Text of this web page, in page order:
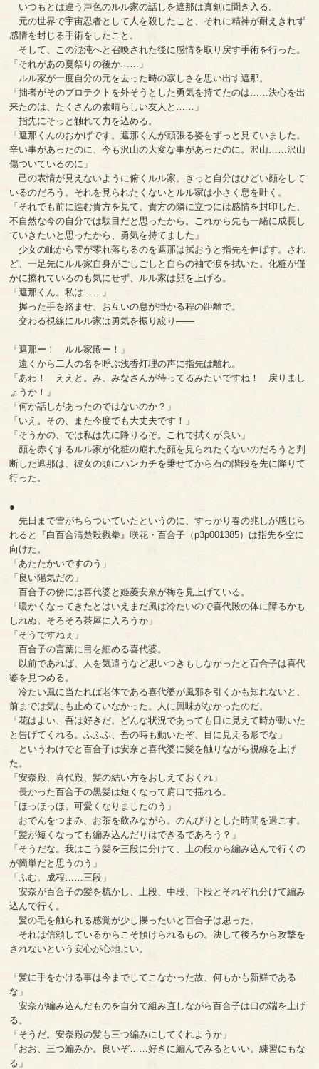
いつもとは違う声色のルル家の話しを遮那は真剣に聞き入る。
元の世界で宇宙忍者として人を殺したこと、それに精神が耐えきれず
感情を封じる手術をしたこと。
そして、この混沌へと召喚された後に感情を取り戻す手術を行った。
「それがあの夏祭りの後か……」
ルル家が一度自分の元を去った時の寂しさを思い出す遮那。
「拙者がそのプロテクトを外そうとした勇気を持てたのは……決心を出
来たのは、たくさんの素晴らしい友人と……」
指先にそっと触れて力を込める。
「遮那くんのおかげです。遮那くんが頑張る姿をずっと見ていました。
辛い事があったのに、今も沢山の大変な事があったのに。沢山……沢山
傷ついているのに」
己の表情が見えないように俯くルル家。きっと自分はひどい顔をして
いるのだろう。それを見られたくないとルル家は小さく息を吐く。
「それでも前に進む貴方を見て、貴方の隣に立つには感情を封印した、
不自然な今の自分では駄目だと思ったから。これから先も一緒に成長し
ていきたいと思ったから、勇気を持てました」
少女の眦から雫が零れ落ちるのを遮那は拭おうと指先を伸ばす。され
ど、一足先にルル家自身がごしごしと自らの袖で涙を拭いた。化粧が僅
かに擦れているのも気にせず、ルル家は顔を上げる。
「遮那くん。私は……」
握った手を絡ませ、お互いの息が掛かる程の距離で。
交わる視線にルル家は勇気を振り絞り――
「遮那ー！ ルル家殿ー！」
遠くから二人の名を呼ぶ浅香灯理の声に指先は離れ。
「あわ！ ええと。み、みなさんが待ってるみたいですね！ 戻りまし
ょうか！」
「何か話しがあったのではないのか？」
「いえ。その、また今度でも大丈夫です！」
「そうかの、では私は先に降りるぞ。これで拭くが良い」
顔を赤くするルル家が化粧の崩れた顔を見られたくないのだろうと判
断した遮那は、彼女の頭にハンカチを乗せてから石の階段を先に降りて
行った。
●
先日まで雪がちらついていたというのに、すっかり春の兆しが感じら
れると『白百合清楚殺戮拳』咲花・百合子（p3p001385）は指先を空に
向けた。
「あたたかいですのう」
「良い陽気だの」
百合子の傍には喜代婆と姫菱安奈が梅を見上げている。
「暖かくなってきたとはいえまだ風は冷たいので喜代殿の体に障るかも
しれぬ。そろそろ茶屋に入ろうか」
「そうですねぇ」
百合子の言葉に目を細める喜代婆。
以前であれば、人を気遣うなど思いつきもしなかったと百合子は喜代
婆を見つめる。
冷たい風に当たれば老体である喜代婆が風邪を引くかも知れないと、
前までは気にも止めていなかった。人に興味がなかったのだ。
「花はよい、吾は好きだ。どんな状況であっても目に見えて時が動いた
と告げてくれる。ふふふ、吾の時も動いたぞ、目に見える形でな」
というわけでと百合子は安奈と喜代婆に髪を触りながら視線を上げ
た。
「安奈殿、喜代殿、髪の結い方をおしえておくれ」
長かった百合子の黒髪は短くなって肩口で揺れる。
「ほっほっほ。可愛くなりましたのう」
おでんをつまみ、お茶を飲みながら。のんびりとした時間を過ごす。
「髪が短くなっても編み込んだりはできるであろう？」
「そうだな。我はこう髪を三段に分けて、上の段から編み込んで行くの
が簡単だと思うのう」
「ふむ。成程……三段」
安奈が百合子の髪を梳かし、上段、中段、下段とそれぞれ分けて編み
込んで行く。
髪の毛を触られる感覚が少し擽ったいと百合子は思った。
それは信頼しているからこそ預けられるもの。決して後ろから攻撃を
されないという安心が心地よい。
「髪に手をかける事は今までしてこなかった故、何もかも新鮮である
な」
安奈が編み込んだものを自分で組み直しながら百合子は口の端を上げ
る。
「そうだ。安奈殿の髪も三つ編みにしてくれようか」
「おお、三つ編みか。良いぞ……好きに編んでみるといい。練習にもな
る」